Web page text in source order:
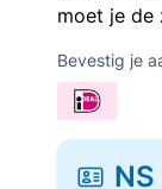
moet je de
Bevestig je